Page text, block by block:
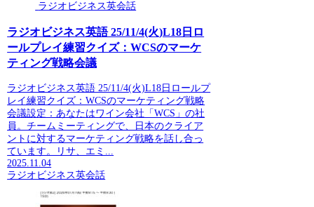
ラジオビジネス英会話
ラジオビジネス英語 25/11/4(火)L18日ロ
ールプレイ練習クイズ：WCSのマーケ
ティング戦略会議
ラジオビジネス英語 25/11/4(火)L18日ロールプ
レイ練習クイズ：WCSのマーケティング戦略
会議設定：あなたはワイン会社「WCS」の社
員。チームミーティングで、日本のクライア
ントに対するマーケティング戦略を話し合っ
ています。リサ、エミ...
2025.11.04
ラジオビジネス英会話